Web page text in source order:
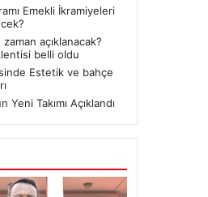
Emekli İkramiyeleri
açıklanacak?
belli oldu
Estetik ve bahçe
Yeni Takımı Açıklandı